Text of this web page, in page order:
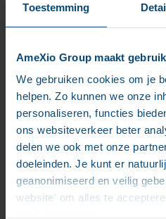
Toestemming
AmeXio Group maakt
We gebruiken cookies om je
helpen. Zo kunnen we onze
personaliseren, functies
ons websiteverkeer beter
delen we ook met onze
doeleinden. Je kunt er
geanonimiseerd en veilig
website' om alles te
Waarom
rond
goed lijkt
tot het
Hoe zeker bent u van
informatiebeheer en
organisaties leeft het idee
informatie eigenlijk wel